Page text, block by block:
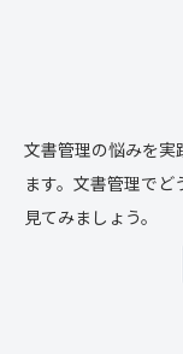
文書管理の悩みを実
ます。文書管理で
見てみましょう。